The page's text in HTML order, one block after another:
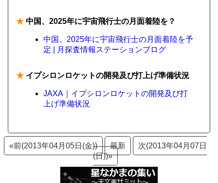
★ 中国、2025年に宇宙飛行士の月面着陸を？
中国、2025年に宇宙飛行士の月面着陸を予
定 | 月探査情報ステーションブログ
★ イプシロンロケットの開発及び打上げ準備状況
JAXA｜イプシロンロケットの開発及び打
上げ準備状況
«前(2013年04月05日(金)) 最新
次(2013年04月07日
(日))»